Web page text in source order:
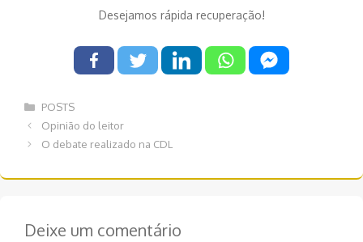
Desejamos rápida recuperação!
Categorias
POSTS
Navegação
de
Opinião do leitor
O debate realizado na CDL
Deixe um comentário